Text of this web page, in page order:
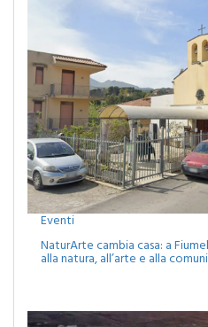
Eventi
NaturArte cambia casa: a
alla natura, all’arte e alla